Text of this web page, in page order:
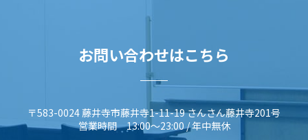
お問い合わせはこちら
〒583-0024 藤井寺市藤井寺1-11-19 さんさん藤井寺201号
営業時間 13:00～23:00 / 年中無休